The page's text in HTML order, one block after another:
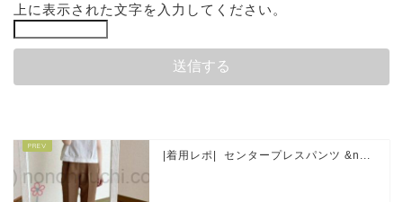
上に表示された文字を入力してください。
|着用レポ| センタープレスパンツ &n...